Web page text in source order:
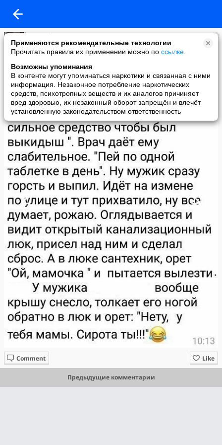
Применяются рекомендательные технологии
Прочитать правила их применении можно по ссылке
Возможны упоминания
В контенте могут упоминаться наркотики и связанная с ними
информация. Незаконное потребление наркотических
средств, психотропных веществ и их аналогов причиняет
вред здоровью, их незаконный оборот запрещён и влечёт
установленную законодательством ответственность
Сергей Гаврилин
added a photo
26 Dec в 11:16
Like
Comment
Предыдущие комментарии